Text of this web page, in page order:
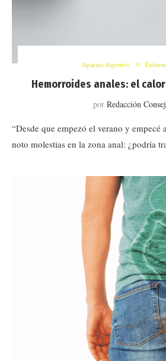
Aparato digestivo
Hemorroides anales: el
por Redacción
“Desde que empezó el verano y empecé
noto molestias en la zona anal: ¿podría